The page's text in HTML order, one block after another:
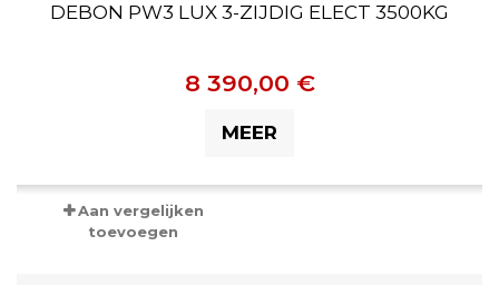
DEBON PW3 LUX 3-ZIJDIG ELECT 3500KG
8 390,00 €
MEER
Aan vergelijken
toevoegen